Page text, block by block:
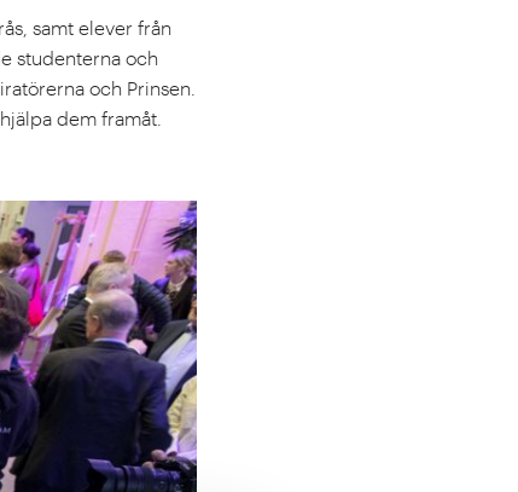
samt elever från
studenterna och
och Prinsen.
dem framåt.